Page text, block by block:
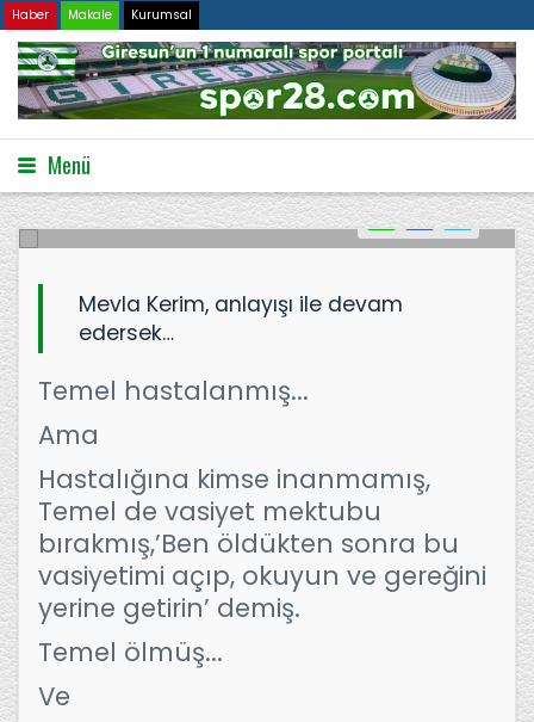
Haber Makale Kurumsal
Menü
Dilim varmıyor ama...
08.12.2022 4739
Mevla Kerim, anlayışı ile devam
edersek…
Temel hastalanmış...
Ama
Hastalığına kimse inanmamış,
Temel de vasiyet mektubu
bırakmış,’Ben öldükten sonra bu
vasiyetimi açıp, okuyun ve gereğini
yerine getirin’ demiş.
Temel ölmüş...
Ve